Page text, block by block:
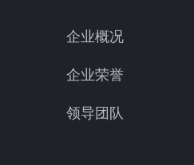
企业概况
企业荣誉
领导团队